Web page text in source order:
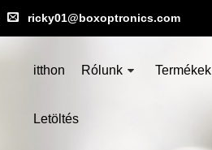
ricky01@boxoptronics.com
itthon Rólunk Termékek
Letöltés